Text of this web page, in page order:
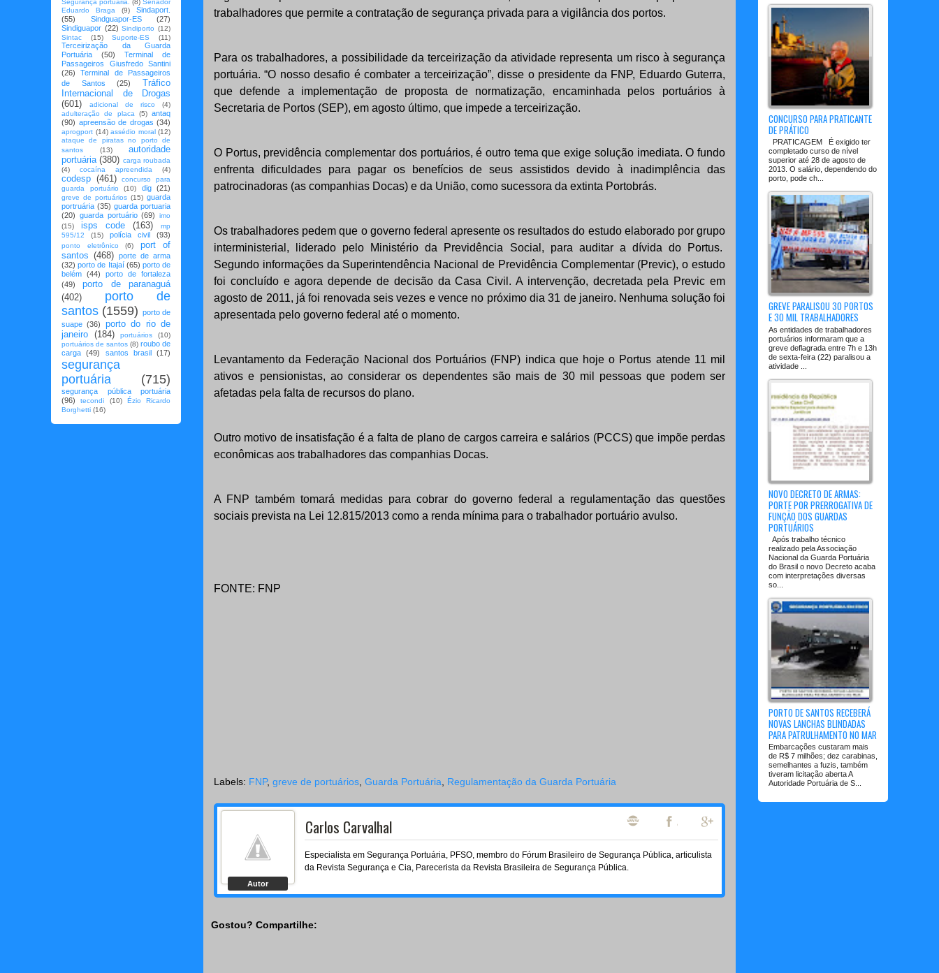
trabalhadores que permite a contratação de segurança privada para a vigilância dos portos.
Para os trabalhadores, a possibilidade da terceirização da atividade representa um risco à segurança
portuária. “O nosso desafio é combater a terceirização”, disse o presidente da FNP, Eduardo Guterra,
que defende a implementação de proposta de normatização, encaminhada pelos portuários à
Secretaria de Portos (SEP), em agosto último, que impede a terceirização.
O Portus, previdência complementar dos portuários, é outro tema que exige solução imediata. O fundo
enfrenta dificuldades para pagar os benefícios de seus assistidos devido à inadimplência das
patrocinadoras (as companhias Docas) e da União, como sucessora da extinta Portobrás.
Os trabalhadores pedem que o governo federal apresente os resultados do estudo elaborado por grupo
interministerial, liderado pelo Ministério da Previdência Social, para auditar a dívida do Portus.
Segundo informações da Superintendência Nacional de Previdência Complementar (Previc), o estudo
foi concluído e agora depende de decisão da Casa Civil. A intervenção, decretada pela Previc em
agosto de 2011, já foi renovada seis vezes e vence no próximo dia 31 de janeiro. Nenhuma solução foi
apresentada pelo governo federal até o momento.
Levantamento da Federação Nacional dos Portuários (FNP) indica que hoje o Portus atende 11 mil
ativos e pensionistas, ao considerar os dependentes são mais de 30 mil pessoas que podem ser
afetadas pela falta de recursos do plano.
Outro motivo de insatisfação é a falta de plano de cargos carreira e salários (PCCS) que impõe perdas
econômicas aos trabalhadores das companhias Docas.
A FNP também tomará medidas para cobrar do governo federal a regulamentação das questões
sociais prevista na Lei 12.815/2013 como a renda mínima para o trabalhador portuário avulso.
FONTE: FNP
Labels: FNP, greve de portuários Guarda Portuária Regulamentação da Guarda Portuária
Autor
Carlos Carvalhal
Especialista em Segurança Portuária, PFSO, membro do Fórum Brasileiro de Segurança Pública, articulista
da Revista Segurança e Cia, Parecerista da Revista Brasileira de Segurança Pública.
Gostou? Compartilhe:
Segurança portuária. (8) Senador
Eduardo Braga
(9)
Sindaport.
(55)
Sindguapor-ES
(27)
Sindiguapor (22) Sindiporto (12)
Sintac
(15) Suporte-ES (11)
Terceirização da Guarda
Portuária
(50)
Terminal de
Passageiros Giusfredo Santini
(26)
Terminal de Passageiros
de Santos
(25)
Tráfico
Internacional de Drogas
(601)
adicional de risco
(4)
adulteração de placa
(5) antaq
(90) apreensão de drogas (34)
aprogport (14) assédio moral (12)
ataque de piratas no porto de
santos
(13)
autoridade
portuária (380) carga roubada
(4)
cocaína apreendida (4)
codesp (461)
concurso para
guarda portuário
(10) dig (21)
greve de portuários (15) guarda
portruária (35) guarda portuaria
(20) guarda portuário (69)
imo
(15)
isps code (163)
mp
595/12
(15) polícia civil (93)
ponto eletrônico (6)
port of
santos (468) porte de arma
(32) porto de Itajaí (65) porto de
belém (44)
porto de fortaleza
(49)
porto de paranaguá
(402)
porto de
santos (1559) porto de
suape (36)
porto do rio de
janeiro (184) portuários
(10)
portuários de santos (8) roubo de
carga
(49) santos brasil (17)
segurança
portuária
(715)
segurança pública portuária
(96)
tecondi (10)
Ézio Ricardo
Borghetti (16)
CONCURSO PARA PRATICANTE
DE PRÁTICO
PRATICAGEM É exigido ter
completado curso de nível
superior até 28 de agosto de
2013. O salário, dependendo do
porto, pode ch...
GREVE PARALISOU 30 PORTOS
E 30 MIL TRABALHADORES
As entidades de trabalhadores
portuários informaram que a
greve deflagrada entre 7h e 13h
de sexta-feira (22) paralisou a
atividade ...
NOVO DECRETO DE ARMAS:
PORTE POR PRERROGATIVA DE
FUNÇÃO DOS GUARDAS
PORTUÁRIOS
Após trabalho técnico
realizado pela Associação
Nacional da Guarda Portuária
do Brasil o novo Decreto acaba
com interpretações diversas
so...
PORTO DE SANTOS RECEBERÁ
NOVAS LANCHAS BLINDADAS
PARA PATRULHAMENTO NO MAR
Embarcações custaram mais
de R$ 7 milhões; dez carabinas,
semelhantes a fuzis, também
tiveram licitação aberta A
Autoridade Portuária de S...